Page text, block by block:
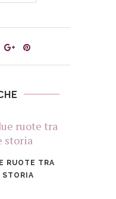
RUOTE TRA
STORIA